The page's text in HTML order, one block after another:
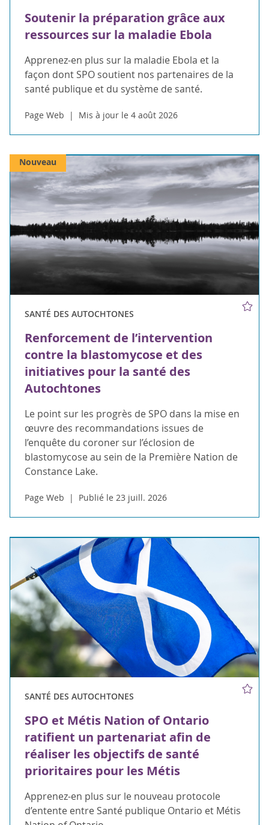
Soutenir la préparation grâce aux
ressources sur la maladie Ebola
Apprenez-en plus sur la maladie Ebola et la
façon dont SPO soutient nos partenaires de la
santé publique et du système de santé.
Page Web Mis à jour le 4 août 2026
SANTÉ DES AUTOCHTONES
Renforcement de l’intervention
contre la blastomycose et des
initiatives pour la santé des
Autochtones
Le point sur les progrès de SPO dans la mise en
œuvre des recommandations issues de
l’enquête du coroner sur l’éclosion de
blastomycose au sein de la Première Nation de
Constance Lake.
Page Web Publié le 23 juill. 2026
Nouveau
SANTÉ DES AUTOCHTONES
SPO et Métis Nation of Ontario
ratifient un partenariat afin de
réaliser les objectifs de santé
prioritaires pour les Métis
Apprenez-en plus sur le nouveau protocole
d’entente entre Santé publique Ontario et Métis